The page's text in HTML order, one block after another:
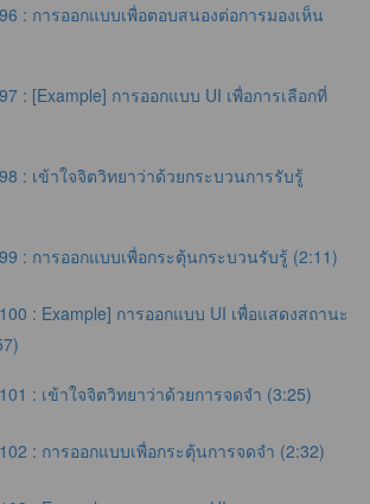
: การออกแบบเพื่อตอบสนองต่อการมองเห็น
: [Example] การออกแบบ UI เพื่อการเลือกที่
: เข้าใจจิตวิทยาว่าด้วยกระบวนการรับรู้
: การออกแบบเพื่อกระตุ้นกระบวนรับรู้ (2:11)
: Example] การออกแบบ UI เพื่อแสดงสถานะ
: เข้าใจจิตวิทยาว่าด้วยการจดจำ (3:25)
: การออกแบบเพื่อกระตุ้นการจดจำ (2:32)